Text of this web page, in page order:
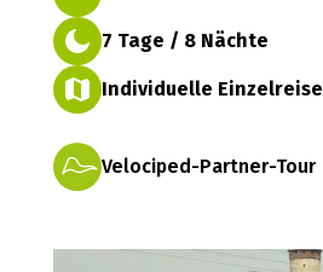
7 Tage / 8 Nächte
Individuelle Einzelreise
Velociped-Partner-Tour